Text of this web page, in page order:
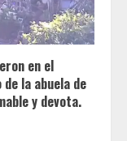
en el
la abuela de
y devota.